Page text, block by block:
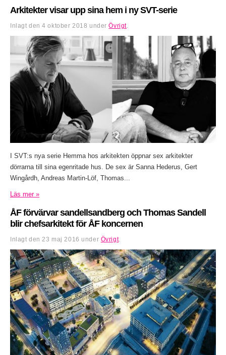
Arkitekter visar upp sina hem i ny SVT-serie
Inlagt den4 oktober 2018 underÖvrigt.
I SVT:s nya serie Hemma hos arkitekten öppnar sex arkitekter
dörrarna till sina egenritade hus. De sex är Sanna Hederus, Gert
Wingårdh, Andreas Martin-Löf, Thomas...
Läs mer »
ÅF förvärvar sandellsandberg och Thomas Sandell
blir chefsarkitekt för ÅF koncernen
Inlagt den 23 maj 2016 under Övrigt.